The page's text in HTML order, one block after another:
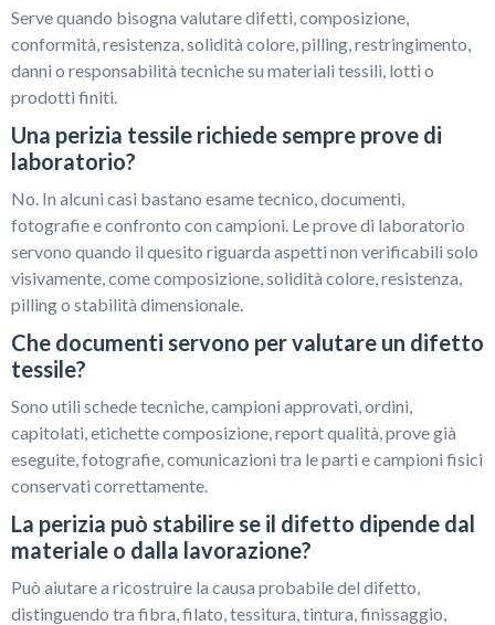
Serve quando bisogna valutare difetti, composizione,
conformità, resistenza, solidità colore, pilling, restringimento,
danni o responsabilità tecniche su materiali tessili, lotti o
prodotti finiti.
Una perizia tessile richiede sempre prove di
laboratorio?
No. In alcuni casi bastano esame tecnico, documenti,
fotografie e confronto con campioni. Le prove di laboratorio
servono quando il quesito riguarda aspetti non verificabili solo
visivamente, come composizione, solidità colore, resistenza,
pilling o stabilità dimensionale.
Che documenti servono per valutare un difetto
tessile?
Sono utili schede tecniche, campioni approvati, ordini,
capitolati, etichette composizione, report qualità, prove già
eseguite, fotografie, comunicazioni tra le parti e campioni fisici
conservati correttamente.
La perizia può stabilire se il difetto dipende dal
materiale o dalla lavorazione?
Può aiutare a ricostruire la causa probabile del difetto,
distinguendo tra fibra, filato, tessitura, tintura, finissaggio,